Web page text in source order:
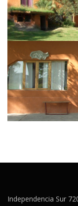
Independencia Sur